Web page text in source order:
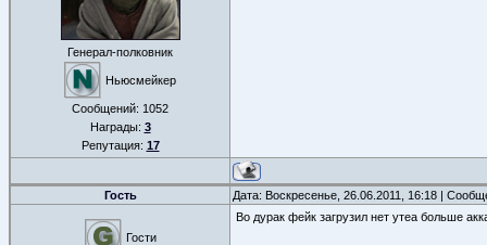
Генерал-полковник
Ньюсмейкер
Сообщений: 1052
Награды: 3
Репутация: 17
Гость Дата: Воскресенье, 26.06.2011, 16:18 |
Гости
Во дурак фейк загрузил нет утеа больше